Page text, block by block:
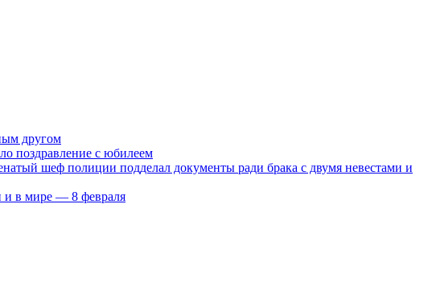
другом
поздравление с юбилеем
шеф полиции подделал документы ради брака с двумя невестами и
и в мире — 8 февраля